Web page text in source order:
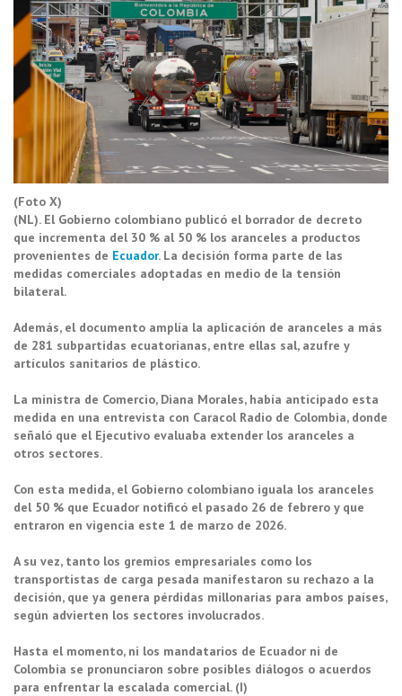
(Foto X)
(NL). El Gobierno colombiano publicó el borrador de decreto
que incrementa del 30 % al 50 % los aranceles a productos
provenientes de Ecuador. La decisión forma parte de las
medidas comerciales adoptadas en medio de la tensión
bilateral.
Además, el documento amplía la aplicación de aranceles a más
de 281 subpartidas ecuatorianas, entre ellas sal, azufre y
artículos sanitarios de plástico.
La ministra de Comercio, Diana Morales, había anticipado esta
medida en una entrevista con Caracol Radio de Colombia, donde
señaló que el Ejecutivo evaluaba extender los aranceles a
otros sectores.
Con esta medida, el Gobierno colombiano iguala los aranceles
del 50 % que Ecuador notificó el pasado 26 de febrero y que
entraron en vigencia este 1 de marzo de 2026.
A su vez, tanto los gremios empresariales como los
transportistas de carga pesada manifestaron su rechazo a la
decisión, que ya genera pérdidas millonarias para ambos países,
según advierten los sectores involucrados.
Hasta el momento, ni los mandatarios de Ecuador ni de
Colombia se pronunciaron sobre posibles diálogos o acuerdos
para enfrentar la escalada comercial. (I)